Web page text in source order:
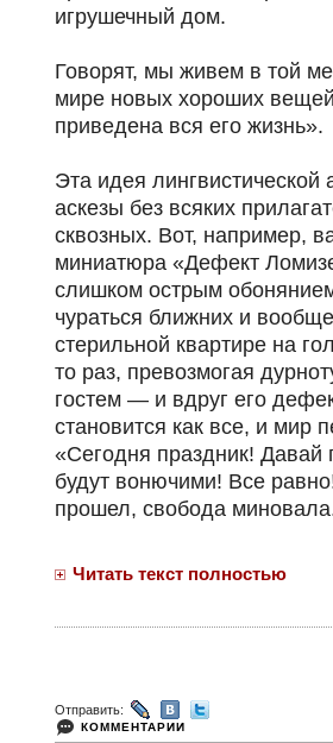
игрушечный дом.
Говорят, мы живем в той
мире новых хороших
приведена вся его жизнь».
Эта идея лингвистической
аскезы без всяких
сквозных. Вот, например,
миниатюра «Дефект
слишком острым
чураться ближних и
стерильной квартире на
то раз, превозмогая
гостем — и вдруг его
становится как все, и мир
«Сегодня праздник!
будут вонючими! Все
прошел, свобода
Читать текст полностью
Отправить:
КОММЕНТАРИИ